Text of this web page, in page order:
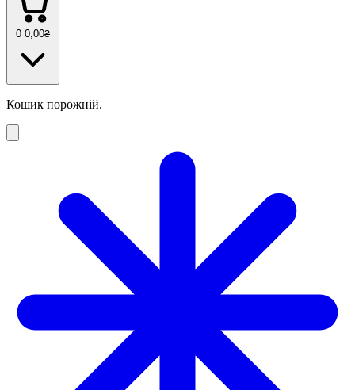
0 0 ,00₴
Кошик порожній.